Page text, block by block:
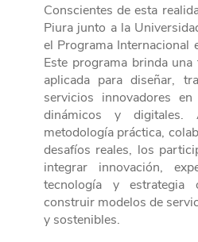
Conscientes de esta
Piura junto a la
el Programa Internacional
Este programa brinda
aplicada para diseñar,
servicios innovadores
dinámicos y
metodología práctica,
desafíos reales, los
integrar innovación,
tecnología y estrategia
construir modelos de
y sostenibles.